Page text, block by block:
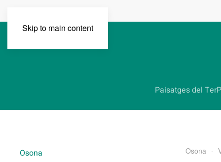
Skip to main content
Paisatges del Ter
Osona
Osona